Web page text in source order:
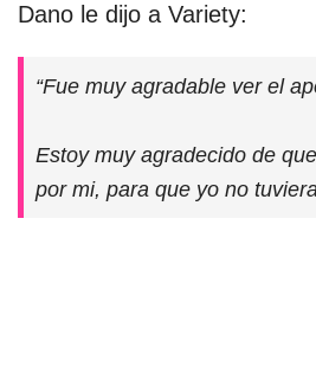
Dano le dijo a Variety:
“Fue muy agradable ver el
Estoy muy agradecido de
por mi, para que yo no